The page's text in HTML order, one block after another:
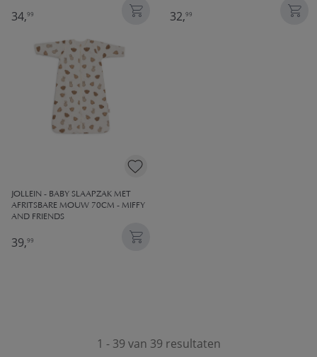
34,99 32,99
JOLLEIN - BABY SLAAPZAK MET
AFRITSBARE MOUW 70CM - MIFFY
AND FRIENDS
39,99
1 - 39 van 39 resultaten